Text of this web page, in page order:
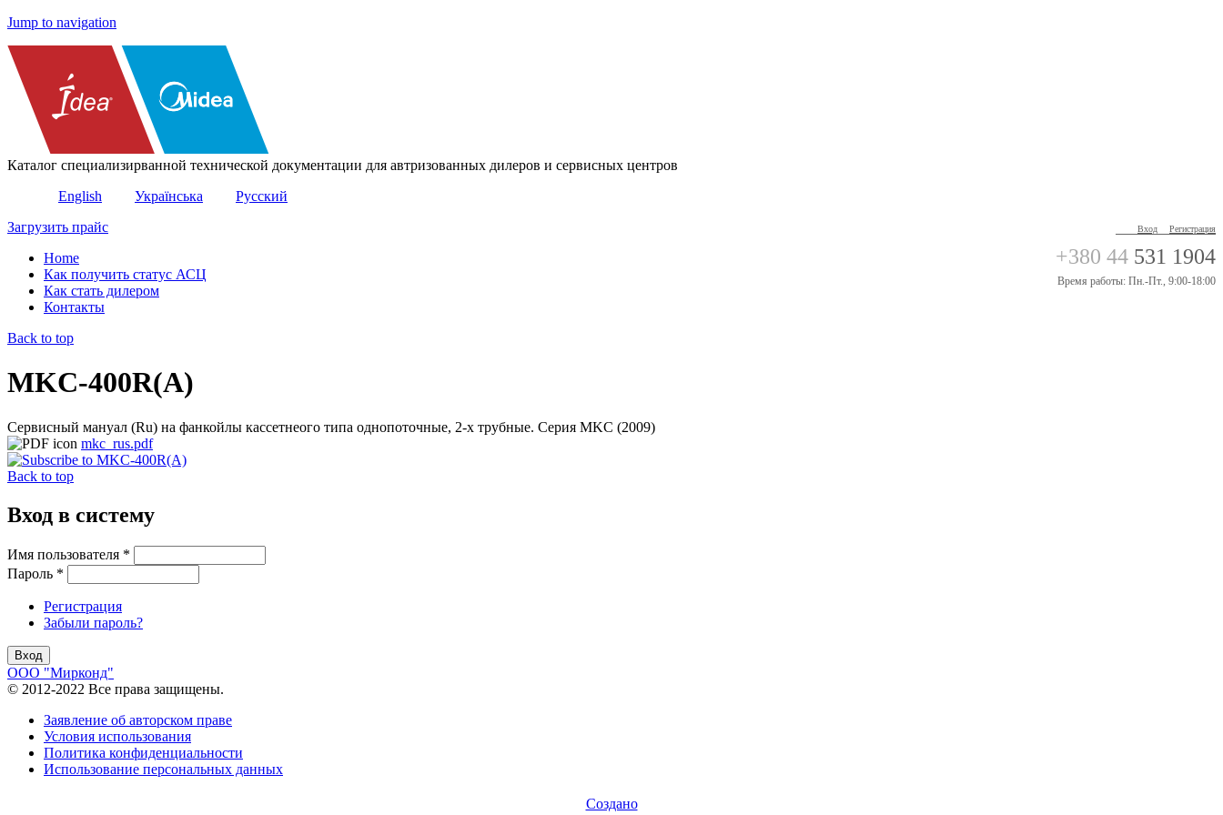
Jump to navigation
Каталог специализирванной технической документации для автризованных дилеров и сервисных центров
English
Українська Русский
Вход Регистрация
+380 44 531 1904
Время работы: Пн.-Пт., 9:00-18:00
Загрузить прайс
Home
Как получить статус АСЦ
Как стать дилером
Контакты
Back to top
MKC-400R(A)
Сервисный мануал (Ru) на фанкойлы кассетнеого типа oднопоточные, 2-х трубные. Серия MKC (2009)
mkc_rus.pdf
Back to top
Вход в систему
Имя пользователя *
Пароль *
Регистрация
Забыли пароль?
ООО "Мирконд"
© 2012-2022 Все права защищены.
Заявление об авторском праве
Условия использования
Политика конфиденциальности
Использование персональных данных
Создано